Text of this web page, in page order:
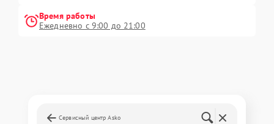
Время работы
Ежедневно с 9:00 до 21:00
Сервисный центр Asko